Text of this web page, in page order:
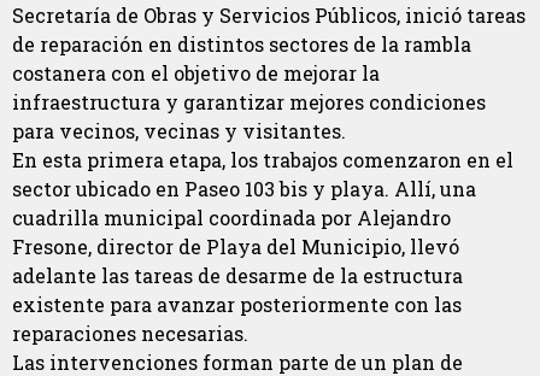
Secretaría de Obras y Servicios Públicos, inició tareas
de reparación en distintos sectores de la rambla
costanera con el objetivo de mejorar la
infraestructura y garantizar mejores condiciones
para vecinos, vecinas y visitantes.
En esta primera etapa, los trabajos comenzaron en el
sector ubicado en Paseo 103 bis y playa. Allí, una
cuadrilla municipal coordinada por Alejandro
Fresone, director de Playa del Municipio, llevó
adelante las tareas de desarme de la estructura
existente para avanzar posteriormente con las
reparaciones necesarias.
Las intervenciones forman parte de un plan de